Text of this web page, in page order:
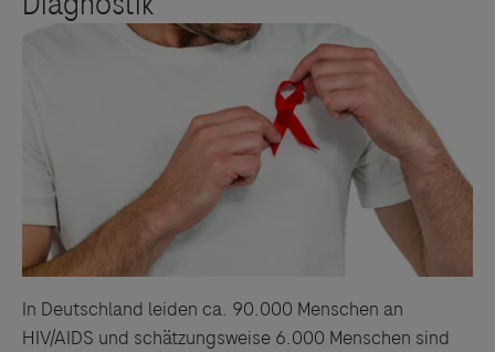
In Deutschland leiden ca. 90.000 Menschen an
HIV/AIDS und schätzungsweise 6.000 Menschen sind